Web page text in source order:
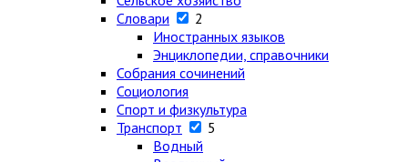
Словари
2
Иностранных языков
Энциклопедии, справочники
Собрания сочинений
Социология
Спорт и физкультура
Транспорт
5
Водный